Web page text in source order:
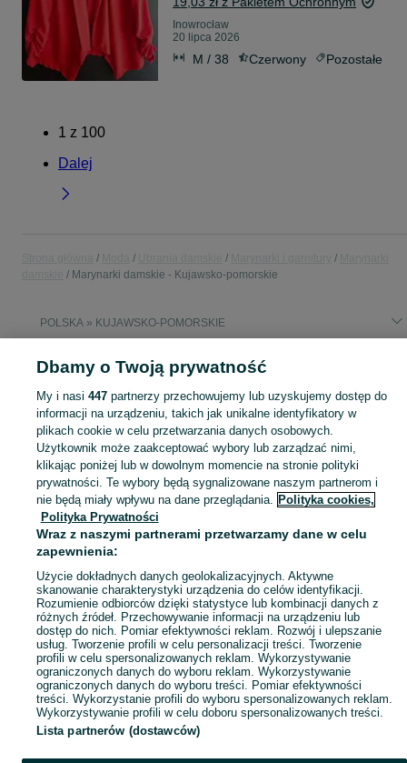
Inowrocław
20 lipca 2026
M / 38 Czerwony Pozostałe
1 z 100
Dalej
Marynarki damskie - Kujawsko-pomorskie
POLSKA » KUJAWSKO-POMORSKIE
KATEGORIA
Szeroki wybór marynarek damskich Kujawsko-pomorskie ▶️ Różne materiały i kolory ✅ Nowe i używane w atrakcyjnych cenach ✌ Sprawdź oferty na OLX.pl! Zobacz
Mapa kategorii
Mapa miejscowości
Mapa ministron
Popularne wyszukiwania
Dbamy o Twoją prywatność
My i nasi 447partnerzy przechowujemy lub uzyskujemy dostęp do
informacji na urządzeniu, takich jak unikalne identyfikatory w
plikach cookie w celu przetwarzania danych osobowych.
Użytkownik może zaakceptować wybory lub zarządzać nimi,
klikając poniżej lub w dowolnym momencie na stronie polityki
prywatności. Te wybory będą sygnalizowane naszym partnerom i
nie będą miały wpływu na dane przeglądania. Polityka cookies,
Polityka Prywatności
Wraz z naszymi partnerami przetwarzamy dane w celu
zapewnienia:
Użycie dokładnych danych geolokalizacyjnych. Aktywne
skanowanie charakterystyki urządzenia do celów identyfikacji.
Rozumienie odbiorców dzięki statystyce lub kombinacji danych z
różnych źródeł. Przechowywanie informacji na urządzeniu lub
dostęp do nich. Pomiar efektywności reklam. Rozwój i ulepszanie
usług. Tworzenie profili w celu personalizacji treści. Tworzenie
profili w celu spersonalizowanych reklam. Wykorzystywanie
ograniczonych danych do wyboru reklam. Wykorzystywanie
ograniczonych danych do wyboru treści. Pomiar efektywności
treści. Wykorzystanie profili do wyboru spersonalizowanych reklam.
Wykorzystywanie profili w celu doboru spersonalizowanych treści.
Lista partnerów (dostawców)